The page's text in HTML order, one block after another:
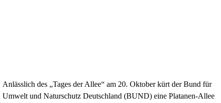
Anlässlich des „Tages der Allee“ am 20. Oktober kürt der Bund für
Umwelt und Naturschutz Deutschland (BUND) eine Platanen-Allee